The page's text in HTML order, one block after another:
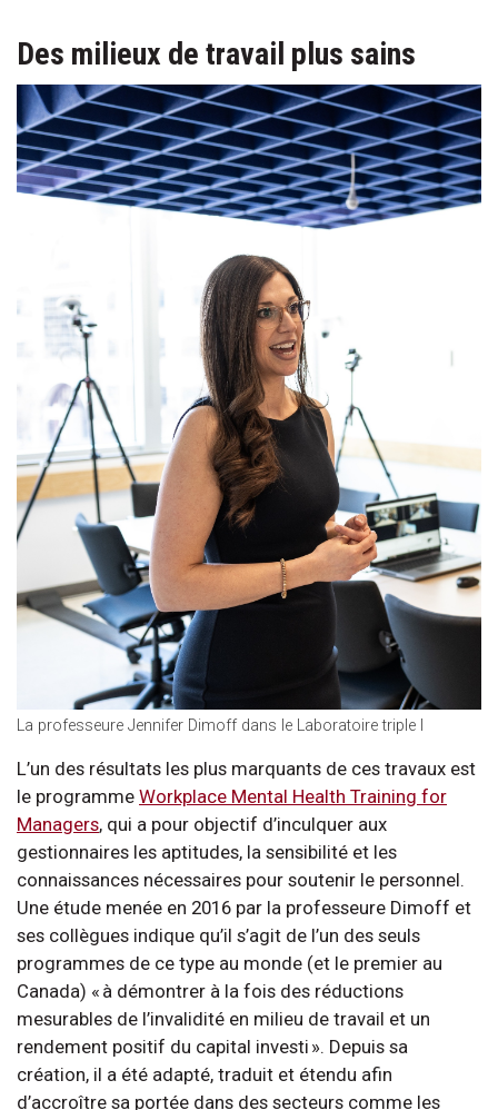
Des milieux de travail plus sains
La professeure Jennifer Dimoff dans le Laboratoire triple I
L’un des résultats les plus marquants de ces travaux est
le programme Workplace Mental Health Training for
Managers, qui a pour objectif d’inculquer aux
gestionnaires les aptitudes, la sensibilité et les
connaissances nécessaires pour soutenir le personnel.
Une étude menée en 2016 par la professeure Dimoff et
ses collègues indique qu’il s’agit de l’un des seuls
programmes de ce type au monde (et le premier au
Canada) « à démontrer à la fois des réductions
mesurables de l’invalidité en milieu de travail et un
rendement positif du capital investi ». Depuis sa
création, il a été adapté, traduit et étendu afin
d’accroître sa portée dans des secteurs comme les